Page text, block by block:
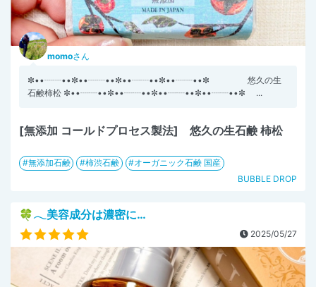
momoさん
✼••┈┈••✼••┈┈••✼••┈┈••✼••┈┈••✼ 悠久の生
石鹸柿松 ✼••┈┈••✼••┈┈••✼••┈┈••✼••┈┈••✼ ...
[無添加 コールドプロセス製法] 悠久の生石鹸 柿松
無添加石鹸 柿渋石鹸
オーガニック石鹸 国産
BUBBLE DROP
🍀𓂃美容成分は濃密に…
2025/05/27